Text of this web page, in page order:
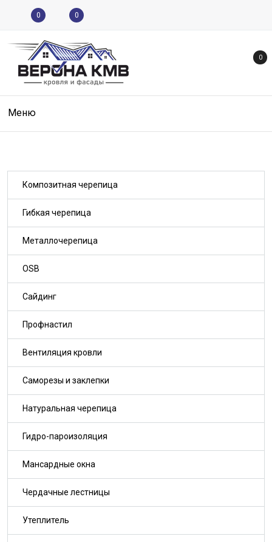
0 0
0
Меню
Композитная черепица
Гибкая черепица
Металлочерепица
OSB
Сайдинг
Профнастил
Вентиляция кровли
Саморезы и заклепки
Натуральная черепица
Гидро-пароизоляция
Мансардные окна
Чердачные лестницы
Утеплитель